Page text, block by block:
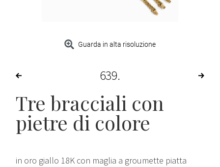
Guarda in alta risoluzione
639
Tre bracciali con
pietre di colore
in oro giallo 18K con maglia a groumette piatta